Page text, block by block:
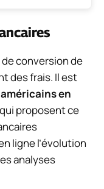
conversion de
des frais. Il est
en
proposent ce
ligne l’évolution
analyses